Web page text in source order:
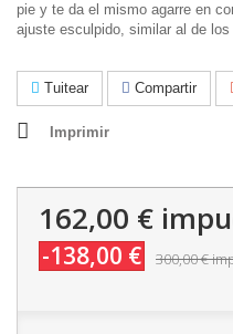
pie y te da el mismo agarre en
ajuste esculpido, similar al de
Tuitear Compartir
Imprimir
162,00 €
-138,00 € 300,00 €